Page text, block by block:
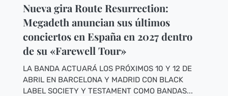
Nueva gira Route Resurrection:
Megadeth anuncian sus últimos
conciertos en España en 2027 dentro
de su «Farewell Tour»
LA BANDA ACTUARÁ LOS PRÓXIMOS 10 Y 12 DE
ABRIL EN BARCELONA Y MADRID CON BLACK
LABEL SOCIETY Y TESTAMENT COMO BANDAS...